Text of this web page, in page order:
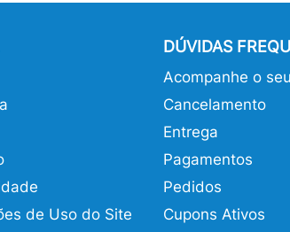
de Uso do Site
DÚVIDAS
Acompanhe o
Cancelamento
Entrega
Pagamentos
Pedidos
Cupons Ativos